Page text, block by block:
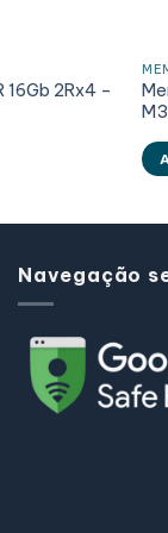
16Gb 2Rx4 –
Navegação